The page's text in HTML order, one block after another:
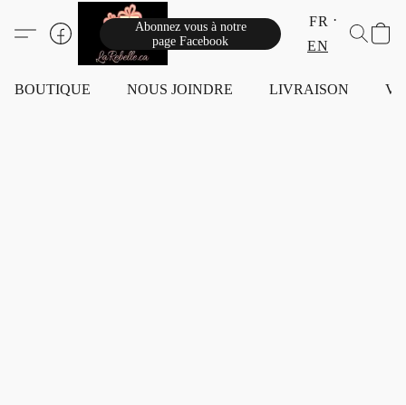
Abonnez vous à notre
page Facebook
FR
EN
BOUTIQUE NOUS JOINDRE LIVRAISON